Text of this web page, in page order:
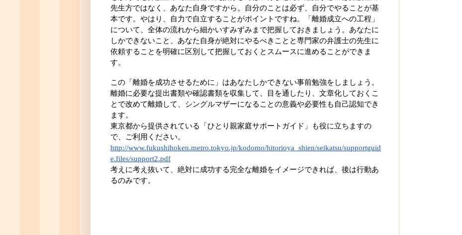
先生方ではなく、あなた自身ですから。自分のことは必ず、自分でやることが基
本です。やはり、自力で自立することがポイントですね。「離婚成立への工程」
について、全体の流れから細かいすみずみまで把握しておきましょう。あなたに
しかできないこと、あなた自身が絶対にやるべきことと専門家の弁護士の先生に
依頼することを明確に区別して把握しておくとスムースに進めることができま
す。
この「離婚を成功させるために」はあなたしかできない事前勉強をしましょう。
離婚に必要な提出書類や確認書類を収集して、目を通したり、文章化しておくこ
とで改めて離婚して、シングルマザーになることの意義や必要性も自己認知でき
ます。
東京都から提供されている「ひとり親家庭サポートガイド」も役に立ちますの
で、ご利用ください。
http://www.fukushihoken.metro.tokyo.jp/kodomo/hitorioya_shien/seikatsu/supportguid
e.files/support2.pdf
考えに考え抜いて、絶対に成功する完全な離婚をイメージできれば、後は行動あ
るのみです。